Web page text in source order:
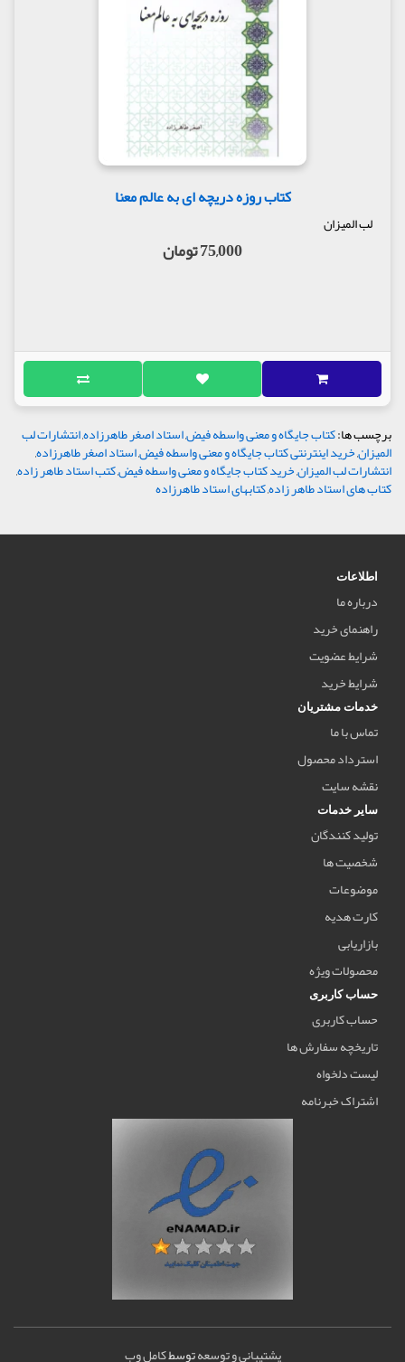
کتاب روزه دریچه ای به عالم معنا
لب المیزان
75,000 تومان
برچسب ها:کتاب جایگاه و معنی واسطه فیض,استاد اصغر طاهرزاده,انتشارات لب
المیزان,خرید اینترنتی کتاب جایگاه و معنی واسطه فیض,استاد اصغر طاهرزاده,
انتشارات لب المیزان,خرید کتاب جایگاه و معنی واسطه فیض,کتب استاد طاهر زاده,
کتاب های استاد طاهر زاده,کتابهای استاد طاهرزاده
اطلاعات
درباره ما
راهنمای خرید
شرایط عضویت
شرایط خرید
خدمات مشتریان
تماس با ما
استرداد محصول
نقشه سایت
سایر خدمات
تولید کنندگان
شخصیت ها
موضوعات
کارت هدیه
بازاریابی
محصولات ویژه
حساب کاربری
حساب کاربری
تاریخچه سفارش ها
لیست دلخواه
اشتراک خبرنامه
پشتیبانی و توسعهتوسطکامل وب